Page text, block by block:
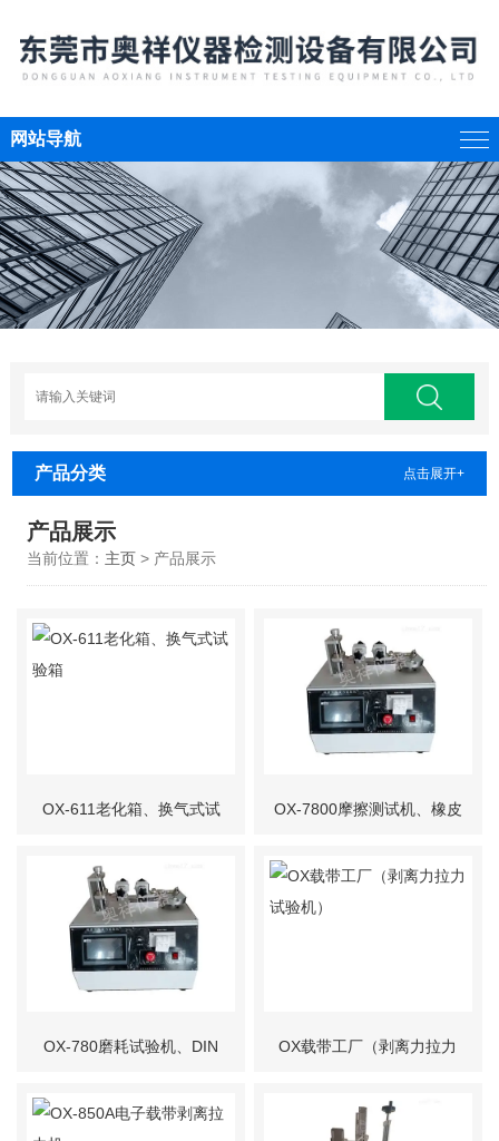
网站导航
产品分类 点击展开+
产品展示
当前位置： 主页> 产品展示
OX-611老化箱、换气式试 OX-7800摩擦测试机、橡皮
擦、酒精、铅笔耐磨试验机
OX-780磨耗试验机、DIN OX载带工厂（剥离力拉力
试验机）